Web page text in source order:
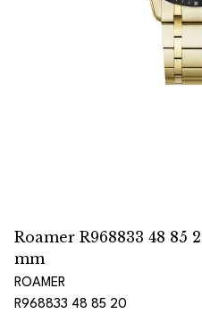
Roamer R968833 48 85
mm
ROAMER
R968833 48 85 20